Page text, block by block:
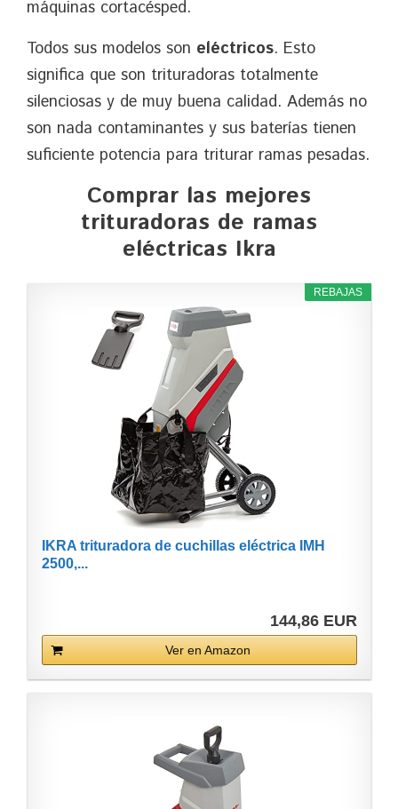
máquinas cortacésped.
Todos sus modelos son eléctricos. Esto
significa que son trituradoras totalmente
silenciosas y de muy buena calidad. Además no
son nada contaminantes y sus baterías tienen
suficiente potencia para triturar ramas pesadas.
Comprar las mejores
trituradoras de ramas
eléctricas Ikra
REBAJAS
IKRA trituradora de cuchillas eléctrica IMH
2500,...
144,86 EUR
Ver en Amazon